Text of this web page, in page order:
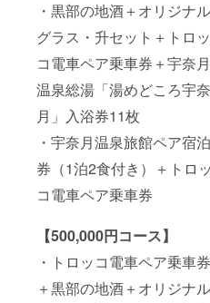
・黒部の地酒＋オリジナル
グラス・升セット＋トロッ
コ電車ペア乗車券＋宇奈月
温泉総湯「湯めどころ宇奈
月」入浴券11枚
・宇奈月温泉旅館ペア宿泊
券（1泊2食付き）＋トロッ
コ電車ペア乗車券
【500,000円コース】
・トロッコ電車ペア乗車券
＋黒部の地酒＋オリジナル